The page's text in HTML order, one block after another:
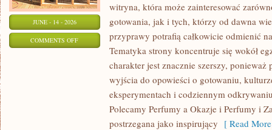
JUNE - 14 - 2026
COMMENTS OFFON
witryna, która może zainteresować
gotowania, jak i tych, którzy od dawna
przyprawy potrafią całkowicie odmienić
Tematyka strony koncentruje się wokół
charakter jest znacznie szerszy,
wyjścia do opowieści o gotowaniu,
eksperymentach i codziennym
Polecamy Perfumy a Okazje i Perfumy i
postrzegana jako inspirujący [ Read